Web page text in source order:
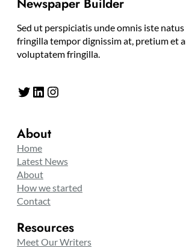
Sed ut perspiciatis unde omnis iste
fringilla tempor dignissim at, pretium et
voluptatem fringilla.
Twitter LinkedIn Instagram
About
Home
Latest News
About
How we started
Contact
Resources
Meet Our Writers